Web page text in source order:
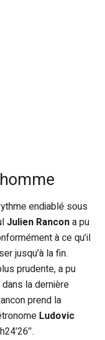
endiablé sous
Julien Rancona pu
à ce qu’il
jusqu’à la fin.
prudente, a pu
la dernière
prend la
Ludovic